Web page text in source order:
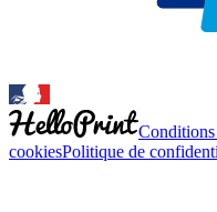
Conditions
cookiesPolitique de